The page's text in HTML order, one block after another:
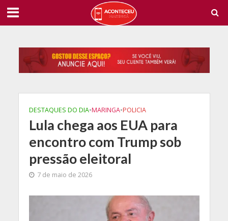
DESTAQUES DO DIA•MARINGA•POLICIA
Lula chega aos EUA para
encontro com Trump sob
pressão eleitoral
7 de maio de 2026